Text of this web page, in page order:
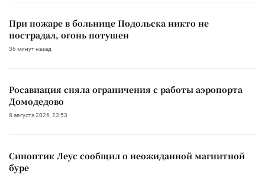
При пожаре в больнице Подольска никто не
пострадал, огонь потушен
36 минут назад
Росавиация сняла ограничения с работы аэропорта
Домодедово
8 августа 2026, 23:53
Синоптик Леус сообщил о неожиданной магнитной
буре